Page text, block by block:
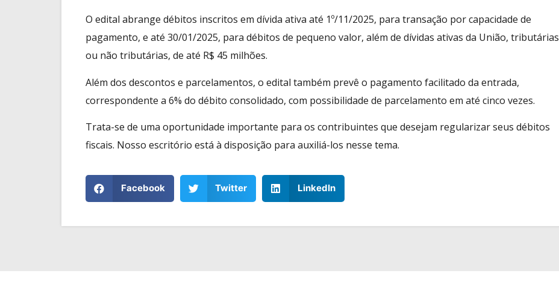
O edital abrange débitos inscritos em dívida ativa até 1º/11/2025, para transação por capacidade de
pagamento, e até 30/01/2025, para débitos de pequeno valor, além de dívidas ativas da União, tributárias
ou não tributárias, de até R$ 45 milhões.
Além dos descontos e parcelamentos, o edital também prevê o pagamento facilitado da entrada,
correspondente a 6% do débito consolidado, com possibilidade de parcelamento em até cinco vezes.
Trata-se de uma oportunidade importante para os contribuintes que desejam regularizar seus débitos
fiscais. Nosso escritório está à disposição para auxiliá-los nesse tema.
Facebook Twitter LinkedIn